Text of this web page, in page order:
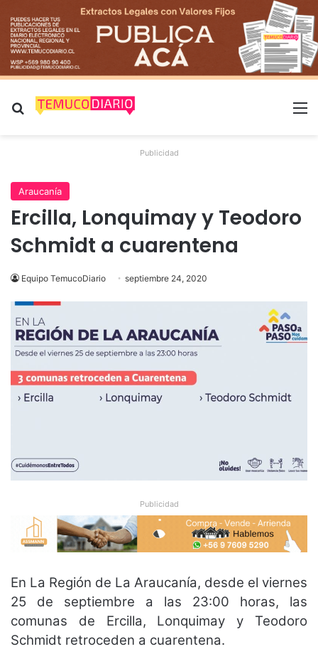
Buscar por
Publicidad
Araucanía
Ercilla, Lonquimay y Teodoro
Schmidt a cuarentena
Equipo TemucoDiario septiembre 24, 2020
Publicidad
En La Región de La Araucanía, desde el viernes
25 de septiembre a las 23:00 horas, las
comunas de Ercilla, Lonquimay y Teodoro
Schmidt retroceden a cuarentena.